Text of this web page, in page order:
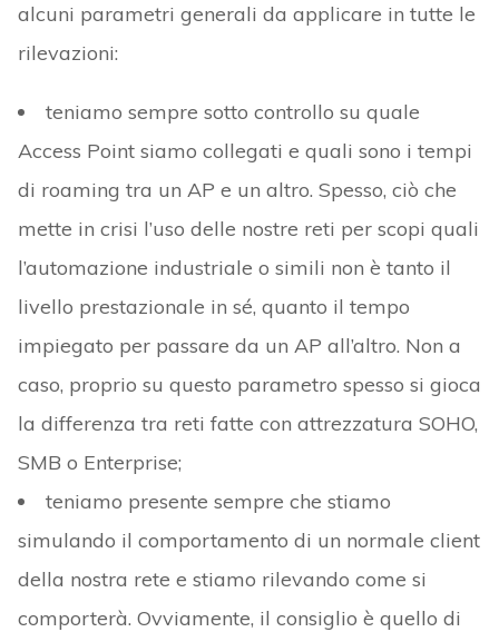
alcuni parametri generali da applicare in tutte le
rilevazioni:
teniamo sempre sotto controllo su quale
Access Point siamo collegati e quali sono i tempi
di roaming tra un AP e un altro. Spesso, ciò che
mette in crisi l’uso delle nostre reti per scopi quali
l’automazione industriale o simili non è tanto il
livello prestazionale in sé, quanto il tempo
impiegato per passare da un AP all’altro. Non a
caso, proprio su questo parametro spesso si gioca
la differenza tra reti fatte con attrezzatura SOHO,
SMB o Enterprise;
teniamo presente sempre che stiamo
simulando il comportamento di un normale client
della nostra rete e stiamo rilevando come si
comporterà. Ovviamente, il consiglio è quello di